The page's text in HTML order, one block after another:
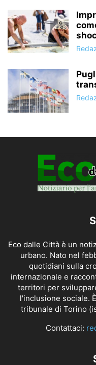
Eco dalle Città è un
urbano. Nato nel
quotidiani sulla
internazionale e
territori per
l'inclusione sociale.
tribunale di Torino
Contattaci: